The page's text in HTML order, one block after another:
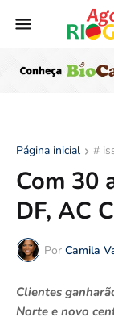
Página inicial #
Com 30
DF, AC
Por Camila
Clientes
Norte e novo